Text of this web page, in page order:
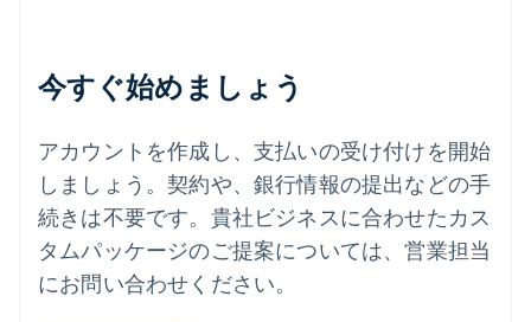
今すぐ始めましょう
アカウントを作成し、支払いの受け付けを開始
しましょう。契約や、銀行情報の提出などの手
続きは不要です。貴社ビジネスに合わせたカス
タムパッケージのご提案については、営業担当
にお問い合わせください。
デンマーク
ドイツ
ニュージーランド
English
ノルウェー
English
ハンガリー